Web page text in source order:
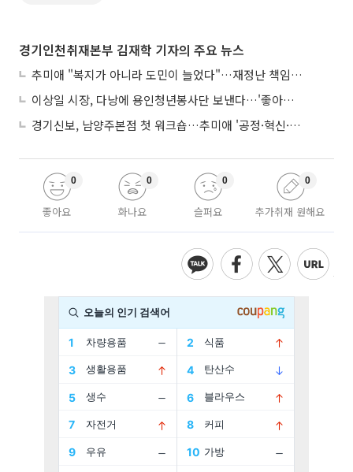
경기인천취재본부 김재학 기자의 주요 뉴스
추미애 "복지가 아니라 도민이 늘었다"…재정난 책임론 정면돌파
이상일 시장, 다낭에 용인청년봉사단 보낸다…'좋아용 거리' 만든다
경기신보, 남양주본점 첫 워크숍…추미애 '공정·혁신·포용' 전면 반영
좋아요
0
화나요
0
슬퍼요
0
추가취재 원해요
0